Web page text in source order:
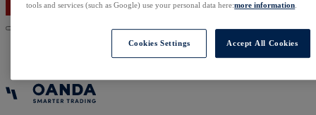
tools and services (such as Google) use your personal data here:more information
Cookies Settings Accept All Cookies